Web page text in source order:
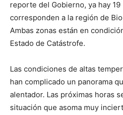
reporte del Gobierno, ya hay
corresponden a la región de
Ambas zonas están en
Estado de Catástrofe.
Las condiciones de altas
han complicado un panorama
alentador. Las próximas horas
situación que asoma muy